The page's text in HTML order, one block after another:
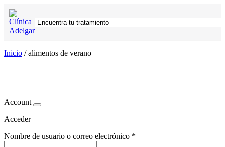
Inicio /alimentos de verano
Account
Acceder
Nombre de usuario o correo electrónico *